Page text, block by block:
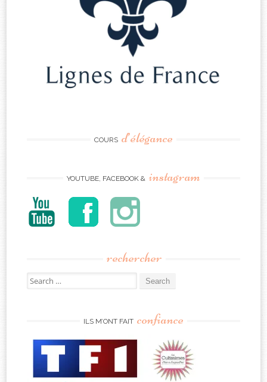
COURS d’élégance
YOUTUBE, FACEBOOK & instagram
rechercher
Search
for:
ILS M’ONT FAIT confiance